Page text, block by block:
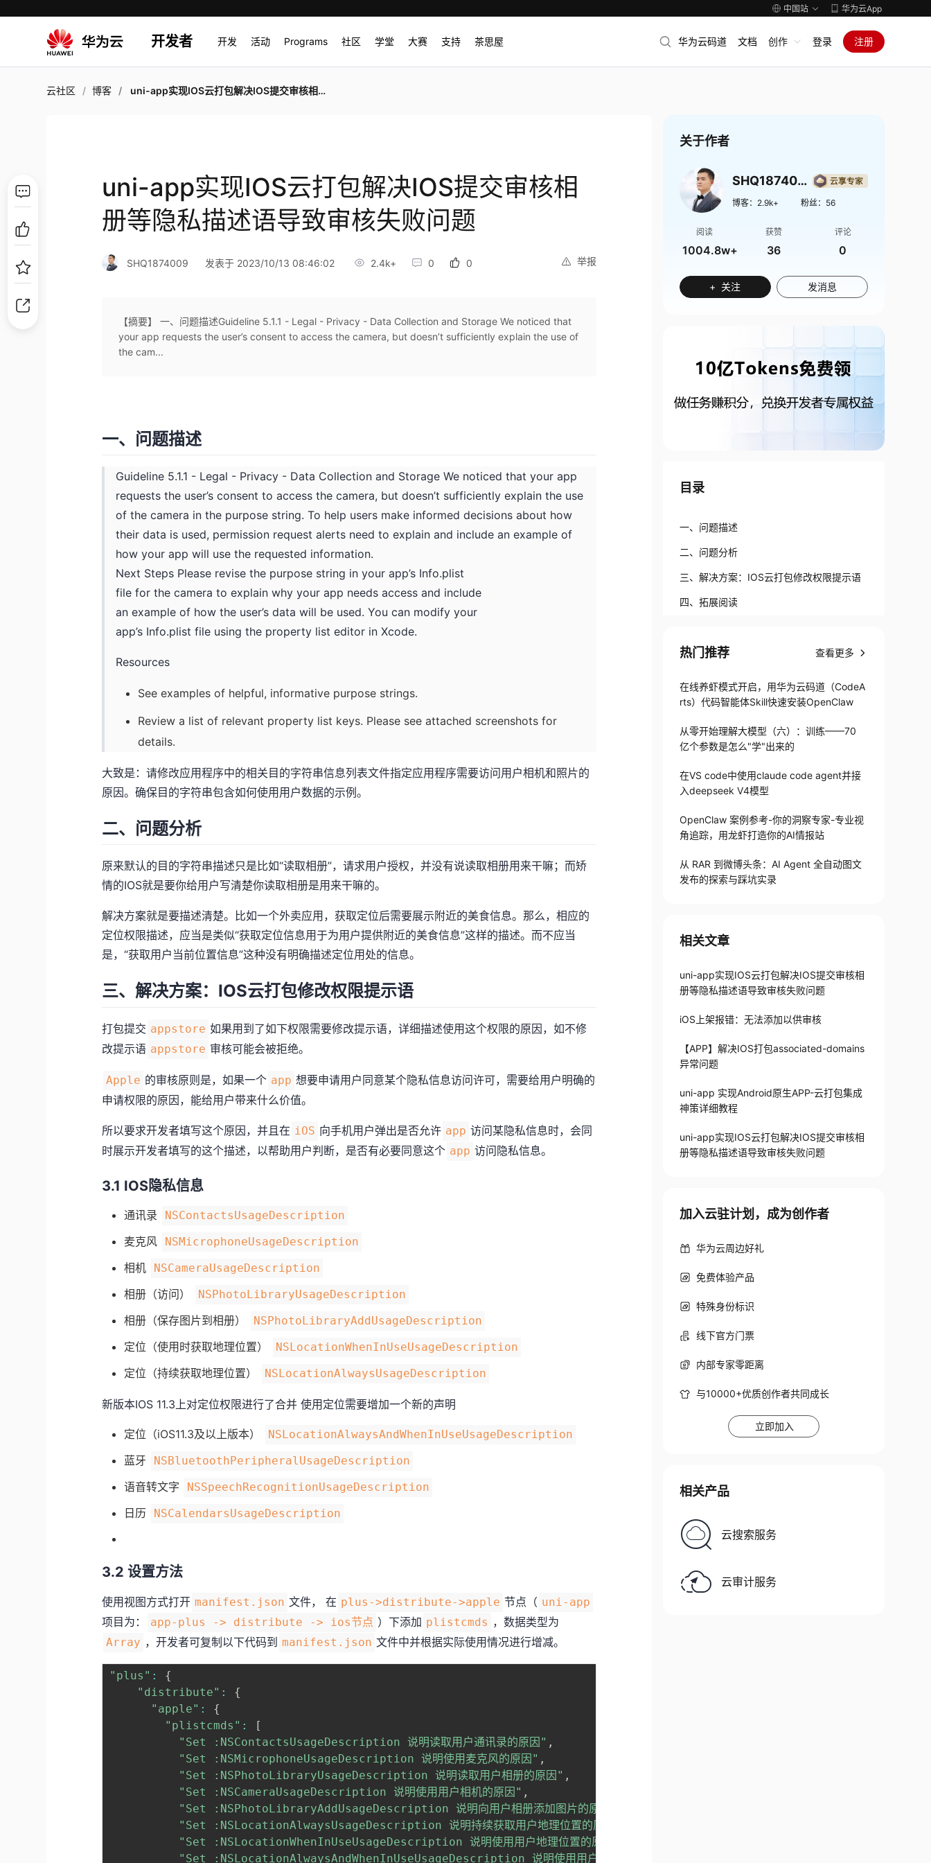
中国站 华为云App
开发者 开发 活动 Programs 社区 学堂 大赛 支持 茶思屋 华为云码道 文档 创作 登录 注册
云社区 博客 uni-app实现IOS云打包解决IOS提交审核相册等隐私描述语导致审核失败问题
uni-app实现IOS云打包解决IOS提交审核相
册等隐私描述语导致审核失败问题
举报
SHQ1874009 发表于 2023/10/13 08:46:02 2.4k+ 0 0
【摘要】 一、问题描述Guideline 5.1.1 - Legal - Privacy - Data Collection and Storage We noticed that
your app requests the user’s consent to access the camera, but doesn’t sufficiently explain the use of
the cam...
一、问题描述
Guideline 5.1.1 - Legal - Privacy - Data Collection and Storage We noticed that your app
requests the user’s consent to access the camera, but doesn’t sufficiently explain the use
of the camera in the purpose string. To help users make informed decisions about how
their data is used, permission request alerts need to explain and include an example of
how your app will use the requested information.
Next Steps Please revise the purpose string in your app’s Info.plist
file for the camera to explain why your app needs access and include
an example of how the user’s data will be used. You can modify your
app’s Info.plist file using the property list editor in Xcode.
Resources
See examples of helpful, informative purpose strings.
Review a list of relevant property list keys. Please see attached screenshots for
details.
大致是：请修改应用程序中的相关目的字符串信息列表文件指定应用程序需要访问用户相机和照片的
原因。确保目的字符串包含如何使用用户数据的示例。
二、问题分析
原来默认的目的字符串描述只是比如“读取相册”，请求用户授权，并没有说读取相册用来干嘛；而矫
情的IOS就是要你给用户写清楚你读取相册是用来干嘛的。
解决方案就是要描述清楚。比如一个外卖应用，获取定位后需要展示附近的美食信息。那么，相应的
定位权限描述，应当是类似“获取定位信息用于为用户提供附近的美食信息”这样的描述。而不应当
是，“获取用户当前位置信息”这种没有明确描述定位用处的信息。
三、解决方案：IOS云打包修改权限提示语
打包提交 appstore 如果用到了如下权限需要修改提示语，详细描述使用这个权限的原因，如不修
改提示语 appstore 审核可能会被拒绝。
Apple 的审核原则是，如果一个 app 想要申请用户同意某个隐私信息访问许可，需要给用户明确的
申请权限的原因，能给用户带来什么价值。
所以要求开发者填写这个原因，并且在 iOS 向手机用户弹出是否允许 app 访问某隐私信息时，会同
时展示开发者填写的这个描述，以帮助用户判断，是否有必要同意这个 app 访问隐私信息。
3.1 IOS隐私信息
通讯录 NSContactsUsageDescription
麦克风 NSMicrophoneUsageDescription
相机 NSCameraUsageDescription
相册（访问） NSPhotoLibraryUsageDescription
相册（保存图片到相册） NSPhotoLibraryAddUsageDescription
定位（使用时获取地理位置） NSLocationWhenInUseUsageDescription
定位（持续获取地理位置） NSLocationAlwaysUsageDescription
新版本IOS 11.3上对定位权限进行了合并 使用定位需要增加一个新的声明
定位（iOS11.3及以上版本） NSLocationAlwaysAndWhenInUseUsageDescription
蓝牙 NSBluetoothPeripheralUsageDescription
语音转文字 NSSpeechRecognitionUsageDescription
日历 NSCalendarsUsageDescription
3.2 设置方法
使用视图方式打开 manifest.json 文件， 在 plus->distribute->apple 节点（ uni-app
项目为： app-plus -> distribute -> ios节点 ）下添加 plistcmds ，数据类型为
Array ，开发者可复制以下代码到 manifest.json 文件中并根据实际使用情况进行增减。
"plus" :
{
"distribute" :
{
"apple" :
{
"plistcmds" :
[
"Set :NSContactsUsageDescription 说明读取用户通讯录的原因" ,
"Set :NSMicrophoneUsageDescription 说明使用麦克风的原因" ,
"Set :NSPhotoLibraryUsageDescription 说明读取用户相册的原因" ,
"Set :NSCameraUsageDescription 说明使用用户相机的原因" ,
"Set :NSPhotoLibraryAddUsageDescription 说明向用户相册添加图片的原因"
"Set :NSLocationAlwaysUsageDescription 说明持续获取用户地理位置的原因"
"Set :NSLocationWhenInUseUsageDescription 说明使用用户地理位置的原因"
"Set :NSLocationAlwaysAndWhenInUseUsageDescription 说明使用用户地理位置的原因"
关于作者
SHQ1874009
博客： 2.9k+ 粉丝： 56
阅读
1004.8w+
获赞
36
评论
0
+ 关注 发消息
目录
一、问题描述
二、问题分析
三、解决方案：IOS云打包修改权限提示语
四、拓展阅读
热门推荐 查看更多
在线养虾模式开启，用华为云码道（CodeA
rts）代码智能体Skill快速安装OpenClaw
从零开始理解大模型（六）：训练——70
亿个参数是怎么"学"出来的
在VS code中使用claude code agent并接
入deepseek V4模型
OpenClaw 案例参考-你的洞察专家-专业视
角追踪，用龙虾打造你的AI情报站
从 RAR 到微博头条：AI Agent 全自动图文
发布的探索与踩坑实录
相关文章
uni-app实现IOS云打包解决IOS提交审核相
册等隐私描述语导致审核失败问题
iOS上架报错：无法添加以供审核
【APP】解决IOS打包associated-domains
异常问题
uni-app 实现Android原生APP-云打包集成
神策详细教程
uni-app实现IOS云打包解决IOS提交审核相
册等隐私描述语导致审核失败问题
加入云驻计划，成为创作者
华为云周边好礼
免费体验产品
特殊身份标识
线下官方门票
内部专家零距离
与10000+优质创作者共同成长
立即加入
相关产品
云搜索服务
云审计服务